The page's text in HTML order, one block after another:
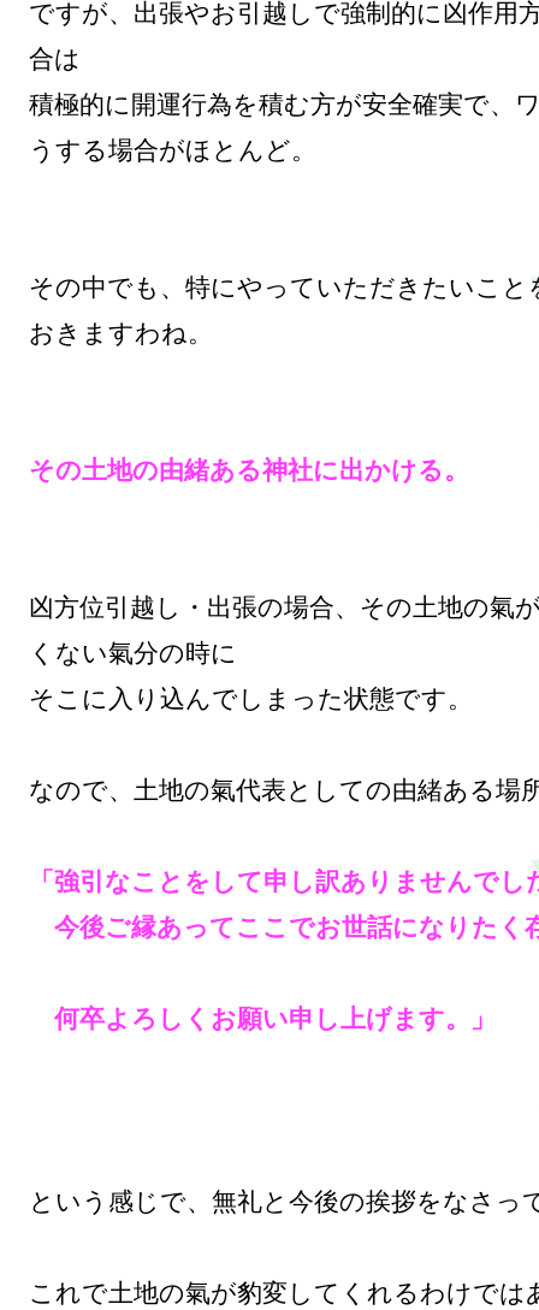
ですが、出張やお引越しで強制的に凶作用
合は
積極的に開運行為を積む方が安全確実で、
うする場合がほとんど。
その中でも、特にやっていただきたいこと
おきますわね。
その土地の由緒ある神社に出かける。
凶方位引越し・出張の場合、その土地の氣
くない氣分の時に
そこに入り込んでしまった状態です。
なので、土地の氣代表としての由緒ある場
「強引なことをして申し訳ありませんでし
今後ご縁あってここでお世話になりたく
何卒よろしくお願い申し上げます。」
という感じで、無礼と今後の挨拶をなさっ
これで土地の氣が豹変してくれるわけでは